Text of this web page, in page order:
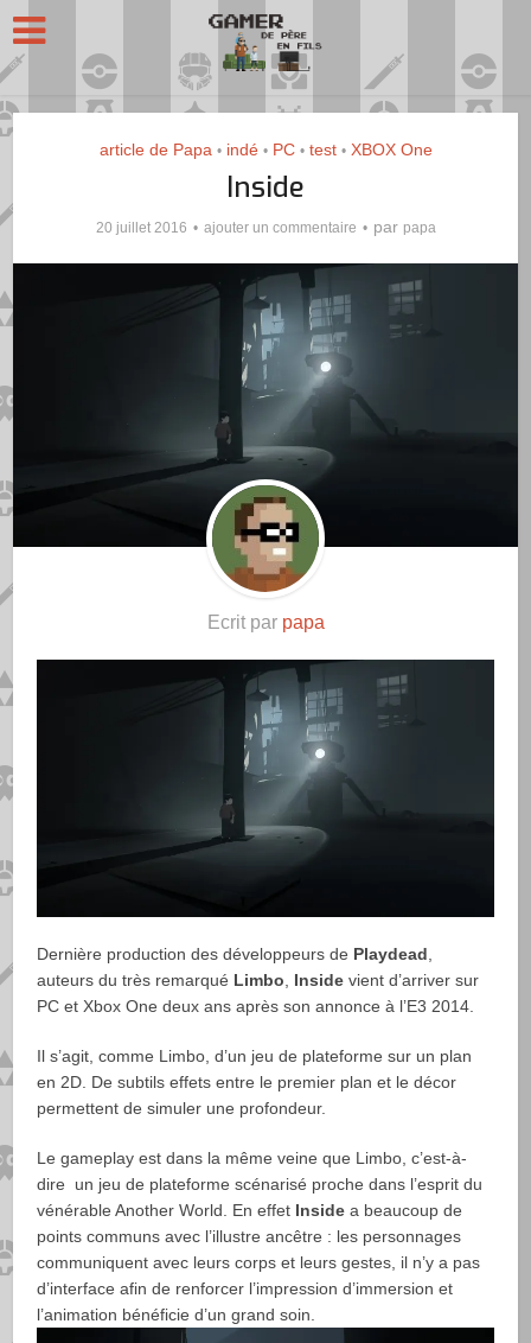
article de Papa • indé • PC • test • XBOX One
Inside
20 juillet 2016 ajouter un commentaire par papa
Ecrit par papa
Dernière production des développeurs de Playdead,
auteurs du très remarqué Limbo, Inside vient d’arriver sur
PC et Xbox One deux ans après son annonce à l’E3 2014.
Il s’agit, comme Limbo, d’un jeu de plateforme sur un plan
en 2D. De subtils effets entre le premier plan et le décor
permettent de simuler une profondeur.
Le gameplay est dans la même veine que Limbo, c’est-à-
dire un jeu de plateforme scénarisé proche dans l’esprit du
vénérable Another World. En effet Inside a beaucoup de
points communs avec l’illustre ancêtre : les personnages
communiquent avec leurs corps et leurs gestes, il n’y a pas
d’interface afin de renforcer l’impression d’immersion et
l’animation bénéficie d’un grand soin.